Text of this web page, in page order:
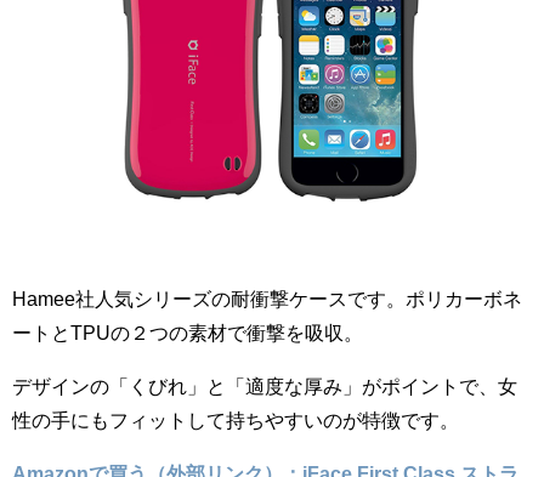
Hamee社人気シリーズの耐衝撃ケースです。ポリカーボネ
ートとTPUの２つの素材で衝撃を吸収。
デザインの「くびれ」と「適度な厚み」がポイントで、女
性の手にもフィットして持ちやすいのが特徴です。
Amazonで買う（外部リンク）：iFace First Class ストラ